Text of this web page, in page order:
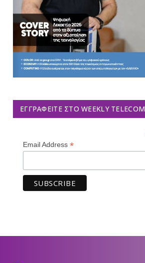
ΕΓΓΡΑΦΕΊΤΕ ΣΤΟ WEEKLY TELECOM
Email Address *